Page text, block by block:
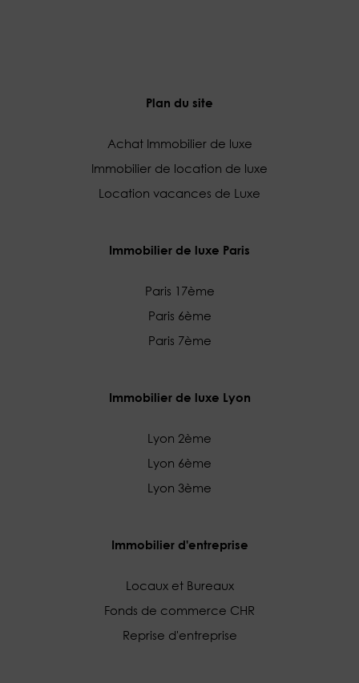
Plan du site
Achat Immobilier de luxe
Immobilier de location de luxe
Location vacances de Luxe
Immobilier de luxe Paris
Paris 17ème
Paris 6ème
Paris 7ème
Immobilier de luxe Lyon
Lyon 2ème
Lyon 6ème
Lyon 3ème
Immobilier d'entreprise
Locaux et Bureaux
Fonds de commerce CHR
Reprise d'entreprise